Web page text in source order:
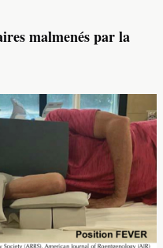
malmenés par la